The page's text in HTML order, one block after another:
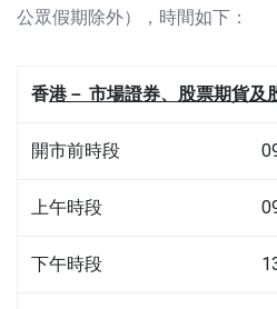
公眾假期除外），時間如下：
香港－ 市場證券、股票期貨及
開市前時段
上午時段
下午時段